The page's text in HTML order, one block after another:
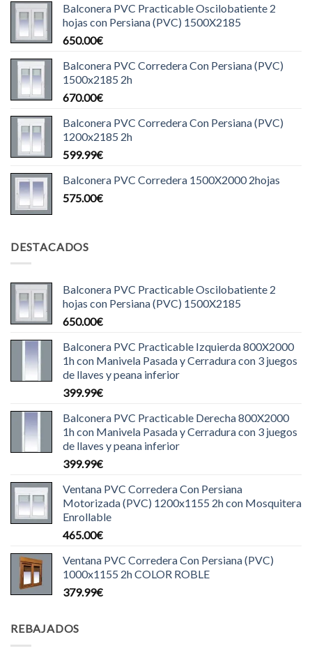
Balconera PVC Practicable Oscilobatiente 2
hojas con Persiana (PVC) 1500X2185
650.00€
Balconera PVC Corredera Con Persiana (PVC)
1500x2185 2h
670.00€
Balconera PVC Corredera Con Persiana (PVC)
1200x2185 2h
599.99€
Balconera PVC Corredera 1500X2000 2hojas
575.00€
DESTACADOS
Balconera PVC Practicable Oscilobatiente 2
hojas con Persiana (PVC) 1500X2185
650.00€
Balconera PVC Practicable Izquierda 800X2000
1h con Manivela Pasada y Cerradura con 3 juegos
de llaves y peana inferior
399.99€
Balconera PVC Practicable Derecha 800X2000
1h con Manivela Pasada y Cerradura con 3 juegos
de llaves y peana inferior
399.99€
Ventana PVC Corredera Con Persiana
Motorizada (PVC) 1200x1155 2h con Mosquitera
Enrollable
465.00€
Ventana PVC Corredera Con Persiana (PVC)
1000x1155 2h COLOR ROBLE
379.99€
REBAJADOS